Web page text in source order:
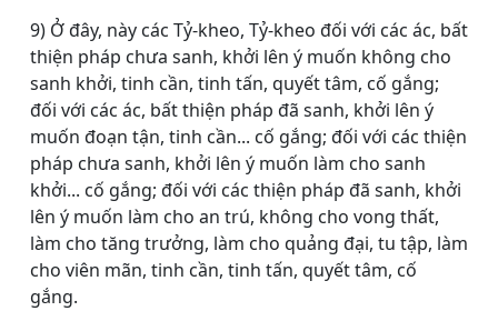
9) Ở đây, này các Tỷ-kheo, Tỷ-kheo đối với các ác, bất
thiện pháp chưa sanh, khởi lên ý muốn không cho
sanh khởi, tinh cần, tinh tấn, quyết tâm, cố gắng;
đối với các ác, bất thiện pháp đã sanh, khởi lên ý
muốn đoạn tận, tinh cần... cố gắng; đối với các thiện
pháp chưa sanh, khởi lên ý muốn làm cho sanh
khởi... cố gắng; đối với các thiện pháp đã sanh, khởi
lên ý muốn làm cho an trú, không cho vong thất,
làm cho tăng trưởng, làm cho quảng đại, tu tập, làm
cho viên mãn, tinh cần, tinh tấn, quyết tâm, cố
gắng.